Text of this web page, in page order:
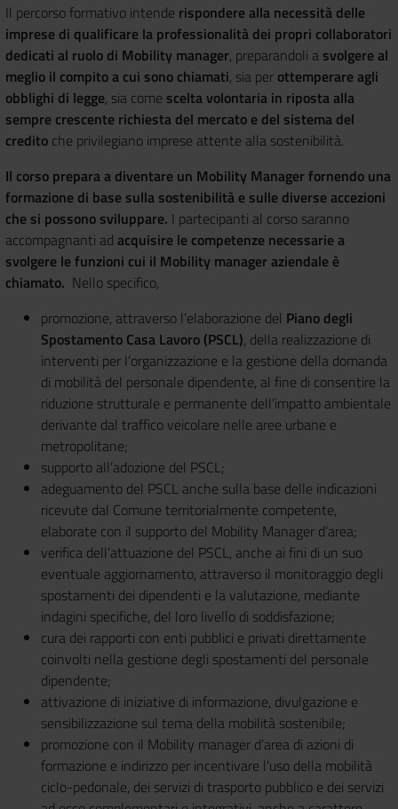
Il percorso formativo intende rispondere alla necessità delle
imprese di qualificare la professionalità dei propri collaboratori
dedicati al ruolo di Mobility manager, preparandoli a svolgere al
meglio il compito a cui sono chiamati, sia per ottemperare agli
obblighi di legge, sia come scelta volontaria in riposta alla
sempre crescente richiesta del mercato e del sistema del
credito che privilegiano imprese attente alla sostenibilità.
Il corso prepara a diventare un Mobility Manager fornendo una
formazione di base sulla sostenibilità e sulle diverse accezioni
che si possono sviluppare. I partecipanti al corso saranno
accompagnanti ad acquisire le competenze necessarie a
svolgere le funzioni cui il Mobility manager aziendale è
chiamato. Nello specifico,
promozione, attraverso l’elaborazione del Piano degli
Spostamento Casa Lavoro (PSCL), della realizzazione di
interventi per l’organizzazione e la gestione della domanda
di mobilità del personale dipendente, al fine di consentire la
riduzione strutturale e permanente dell’impatto ambientale
derivante dal traffico veicolare nelle aree urbane e
metropolitane;
supporto all’adozione del PSCL;
adeguamento del PSCL anche sulla base delle indicazioni
ricevute dal Comune territorialmente competente,
elaborate con il supporto del Mobility Manager d’area;
verifica dell’attuazione del PSCL, anche ai fini di un suo
eventuale aggiornamento, attraverso il monitoraggio degli
spostamenti dei dipendenti e la valutazione, mediante
indagini specifiche, del loro livello di soddisfazione;
cura dei rapporti con enti pubblici e privati direttamente
coinvolti nella gestione degli spostamenti del personale
dipendente;
attivazione di iniziative di informazione, divulgazione e
sensibilizzazione sul tema della mobilità sostenibile;
promozione con il Mobility manager d’area di azioni di
formazione e indirizzo per incentivare l’uso della mobilità
ciclo-pedonale, dei servizi di trasporto pubblico e dei servizi